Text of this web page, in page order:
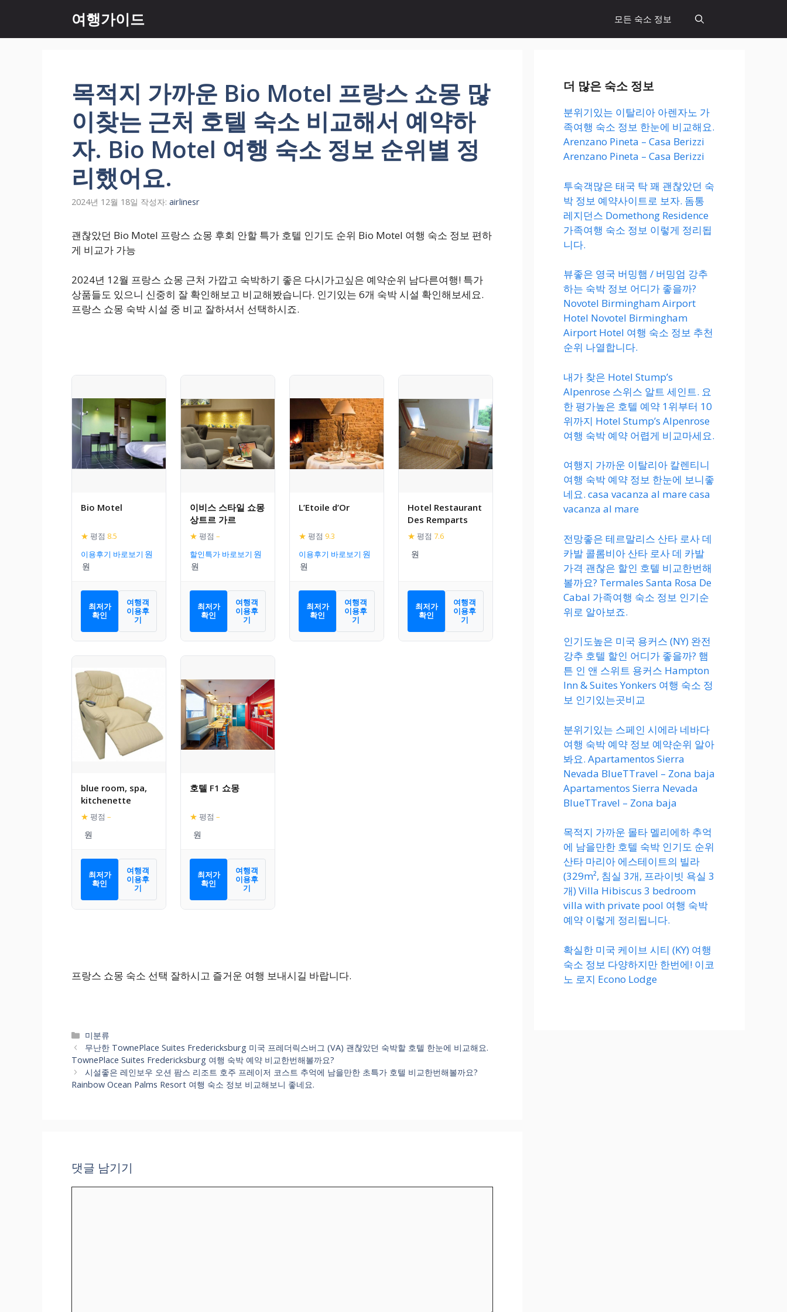
츠
여행가이드 모든 숙소 정보
목적지 가까운 Bio Motel 프랑스 쇼몽 많
이찾는 근처 호텔 숙소 비교해서 예약하
자. Bio Motel 여행 숙소 정보 순위별 정
리했어요.
2024년 12월 18일 작성자: airlinesr
괜찮았던 Bio Motel 프랑스 쇼몽 후회 안할 특가 호텔 인기도 순위 Bio Motel 여행 숙소 정보 편하
게 비교가 가능
2024년 12월 프랑스 쇼몽 근처 가깝고 숙박하기 좋은 다시가고싶은 예약순위 남다른여행! 특가
상품들도 있으니 신중히 잘 확인해보고 비교해봤습니다. 인기있는 6개 숙박 시설 확인해보세요.
프랑스 쇼몽 숙박 시설 중 비교 잘하셔서 선택하시죠.
Bio Motel
★ 평점 8.5
이용후기 바로보기
최저가
확인
여행객
이용후
기
이비스 스타일 쇼몽
상트르 가르
★ 평점 –
할인특가 바로보기
최저가
확인
여행객
이용후
기
L’Etoile d’Or
★ 평점 9.3
이용후기 바로보기
최저가
확인
여행객
이용후
기
Hotel Restaurant
Des Remparts
★ 평점 7.6
최저가
확인
여행객
이용후
기
blue room, spa,
kitchenette
★ 평점 –
최저가
확인
여행객
이용후
기
호텔 F1 쇼몽
★ 평점 –
최저가
확인
여행객
이용후
기
프랑스 쇼몽 숙소 선택 잘하시고 즐거운 여행 보내시길 바랍니다.
카
테
고
리
미분류
무난한 TownePlace Suites Fredericksburg 미국 프레더릭스버그 (VA) 괜찮았던 숙박할 호텔 한눈에 비교해요.
TownePlace Suites Fredericksburg 여행 숙박 예약 비교한번해볼까요?
시설좋은 레인보우 오션 팜스 리조트 호주 프레이저 코스트 추억에 남을만한 초특가 호텔 비교한번해볼까요?
Rainbow Ocean Palms Resort 여행 숙소 정보 비교해보니 좋네요.
댓글 남기기
더 많은 숙소 정보
분위기있는 이탈리아 아렌자노 가
족여행 숙소 정보 한눈에 비교해요.
Arenzano Pineta – Casa Berizzi
Arenzano Pineta – Casa Berizzi
투숙객많은 태국 탁 꽤 괜찮았던 숙
박 정보 예약사이트로 보자. 돔통
레지던스 Domethong Residence
가족여행 숙소 정보 이렇게 정리됩
니다.
뷰좋은 영국 버밍햄 / 버밍엄 강추
하는 숙박 정보 어디가 좋을까?
Novotel Birmingham Airport
Hotel Novotel Birmingham
Airport Hotel 여행 숙소 정보 추천
순위 나열합니다.
내가 찾은 Hotel Stump’s
Alpenrose 스위스 알트 세인트. 요
한 평가높은 호텔 예약 1위부터 10
위까지 Hotel Stump’s Alpenrose
여행 숙박 예약 어렵게 비교마세요.
여행지 가까운 이탈리아 칼렌티니
여행 숙박 예약 정보 한눈에 보니좋
네요. casa vacanza al mare casa
vacanza al mare
전망좋은 테르말리스 산타 로사 데
카발 콜롬비아 산타 로사 데 카발
가격 괜찮은 할인 호텔 비교한번해
볼까요? Termales Santa Rosa De
Cabal 가족여행 숙소 정보 인기순
위로 알아보죠.
인기도높은 미국 용커스 (NY) 완전
강추 호텔 할인 어디가 좋을까? 햄
튼 인 앤 스위트 용커스 Hampton
Inn & Suites Yonkers 여행 숙소 정
보 인기있는곳비교
분위기있는 스페인 시에라 네바다
여행 숙박 예약 정보 예약순위 알아
봐요. Apartamentos Sierra
Nevada BlueTTravel – Zona baja
Apartamentos Sierra Nevada
BlueTTravel – Zona baja
목적지 가까운 몰타 멜리에하 추억
에 남을만한 호텔 숙박 인기도 순위
산타 마리아 에스테이트의 빌라
(329m², 침실 3개, 프라이빗 욕실 3
개) Villa Hibiscus 3 bedroom
villa with private pool 여행 숙박
예약 이렇게 정리됩니다.
확실한 미국 케이브 시티 (KY) 여행
숙소 정보 다양하지만 한번에! 이코
노 로지 Econo Lodge